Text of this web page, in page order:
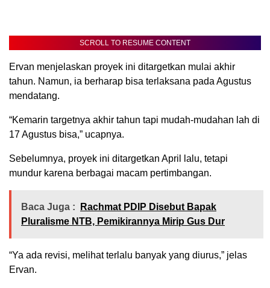
SCROLL TO RESUME CONTENT
Ervan menjelaskan proyek ini ditargetkan mulai akhir
tahun. Namun, ia berharap bisa terlaksana pada Agustus
mendatang.
“Kemarin targetnya akhir tahun tapi mudah-mudahan lah di
17 Agustus bisa,” ucapnya.
Sebelumnya, proyek ini ditargetkan April lalu, tetapi
mundur karena berbagai macam pertimbangan.
Baca Juga :
Rachmat PDIP Disebut Bapak
Pluralisme NTB, Pemikirannya Mirip Gus Dur
“Ya ada revisi, melihat terlalu banyak yang diurus,” jelas
Ervan.